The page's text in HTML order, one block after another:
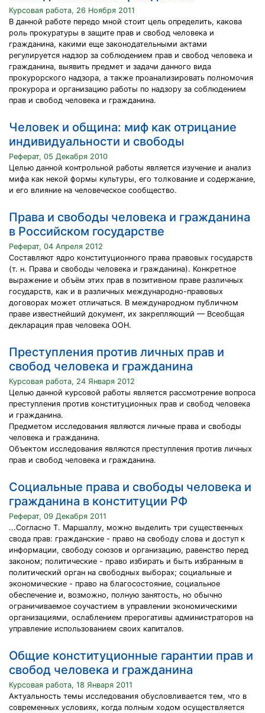
Курсовая работа, 26 Ноября 2011
В данной работе передо мной стоит цель определить, какова
роль прокуратуры в защите прав и свобод человека и
гражданина, какими еще законодательными актами
регулируется надзор за соблюдением прав и свобод человека и
гражданина, выявить предмет и задачи данного вида
прокурорского надзора, а также проанализировать полномочия
прокурора и организацию работы по надзору за соблюдением
прав и свобод человека и гражданина.
Человек и община: миф как отрицание
индивидуальности и свободы
Реферат, 05 Декабря 2010
Целью данной контрольной работы является изучение и анализ
мифа как некой формы культуры, его толкование и содержание,
и его влияние на человеческое сообщество.
Права и свободы человека и гражданина
в Российском государстве
Реферат, 04 Апреля 2012
Составляют ядро конституционного права правовых государств
(т. н. Права и свободы человека и гражданина). Конкретное
выражение и объём этих прав в позитивном праве различных
государств, как и в различных международно-правовых
договорах может отличаться. В международном публичном
праве известнейший документ, их закрепляющий — Всеобщая
декларация прав человека ООН.
Преступления против личных прав и
свобод человека и гражданина
Курсовая работа, 24 Января 2012
Целью данной курсовой работы является рассмотрение вопроса
преступления против конституционных прав и свобод человека
и гражданина.
Предметом исследования являются личные права и свободы
человека и гражданина.
Объектом исследования являются преступления против личных
прав и свобод человека и гражданина.
Социальные права и свободы человека и
гражданина в конституции РФ
Реферат, 09 Декабря 2011
...Согласно Т. Маршаллу, можно выделить три существенных
свода прав: гражданские - право на свободу слова и доступ к
информации, свободу союзов и организацию, равенство перед
законом; политические - право избирать и быть избранным в
политический орган на свободных выборах; социальные и
экономические - право на благосостояние, социальное
обеспечение и, возможно, полную занятость, но обычно
ограничиваемое соучастием в управлении экономическими
организациями, ослаблением прерогативы администраторов на
управление использованием своих капиталов.
Общие конституционные гарантии прав и
свобод человека и гражданина
Курсовая работа, 18 Января 2011
Актуальность темы исследования обусловливается тем, что в
современных условиях, когда полным ходом осуществляется